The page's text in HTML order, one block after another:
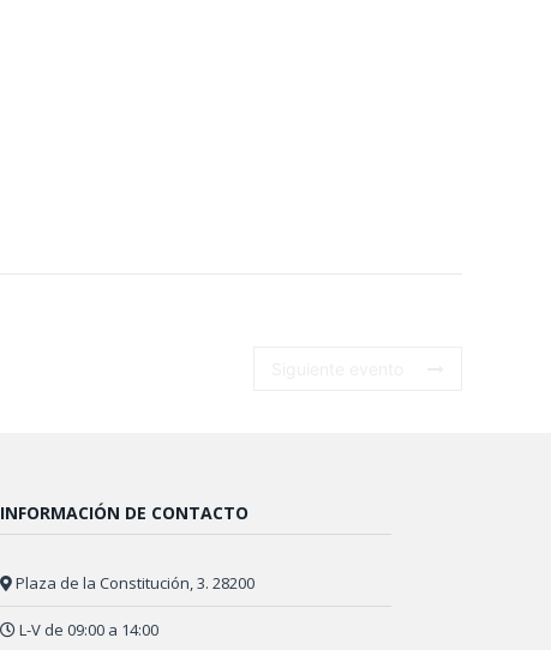
INFORMACIÓN DE CONTACTO
Plaza de la Constitución, 3. 28200
L-V de 09:00 a 14:00